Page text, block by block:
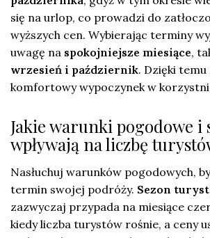
się na urlop, co prowadzi do
wyższych cen. Wybierając terminy
uwagę na spokojniejsze miesiące,
wrzesień i październik. Dzięki temu
komfortowy wypoczynek w
Jakie warunki pogodowe i
wpływają na liczbę
Nasłuchuj warunków pogodowych,
termin swojej podróży. Sezon
zazwyczaj przypada na miesiące
kiedy liczba turystów rośnie, a ceny